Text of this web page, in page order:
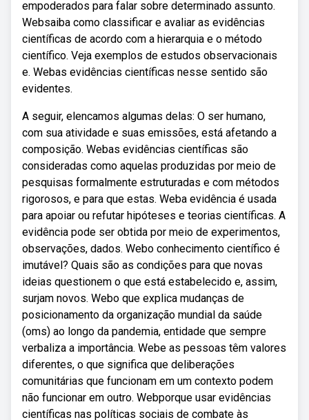
empoderados para falar sobre determinado assunto.
Websaiba como classificar e avaliar as evidências
científicas de acordo com a hierarquia e o método
científico. Veja exemplos de estudos observacionais
e. Webas evidências científicas nesse sentido são
evidentes.
A seguir, elencamos algumas delas: O ser humano,
com sua atividade e suas emissões, está afetando a
composição. Webas evidências científicas são
consideradas como aquelas produzidas por meio de
pesquisas formalmente estruturadas e com métodos
rigorosos, e para que estas. Weba evidência é usada
para apoiar ou refutar hipóteses e teorias científicas. A
evidência pode ser obtida por meio de experimentos,
observações, dados. Webo conhecimento científico é
imutável? Quais são as condições para que novas
ideias questionem o que está estabelecido e, assim,
surjam novos. Webo que explica mudanças de
posicionamento da organização mundial da saúde
(oms) ao longo da pandemia, entidade que sempre
verbaliza a importância. Webe as pessoas têm valores
diferentes, o que significa que deliberações
comunitárias que funcionam em um contexto podem
não funcionar em outro. Webporque usar evidências
científicas nas políticas sociais de combate às